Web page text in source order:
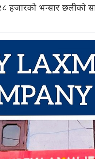
भन्सार छलीको